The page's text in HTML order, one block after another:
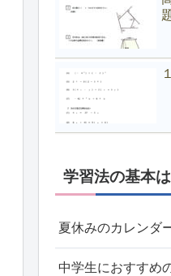
学習法の基本
夏休みのカレンダ
中学生におすすめ